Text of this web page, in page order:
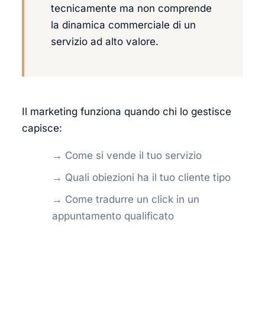
tecnicamente ma non comprende
la dinamica commerciale di un
servizio ad alto valore.
Il marketing funziona quando chi lo gestisce
capisce:
→ Come si vende il tuo servizio
→ Quali obiezioni ha il tuo cliente tipo
→ Come tradurre un click in un
appuntamento qualificato